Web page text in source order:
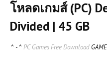
โหลดเกมส์ (PC)
Divided | 45 GB
^ - ^ PC Games Free Download